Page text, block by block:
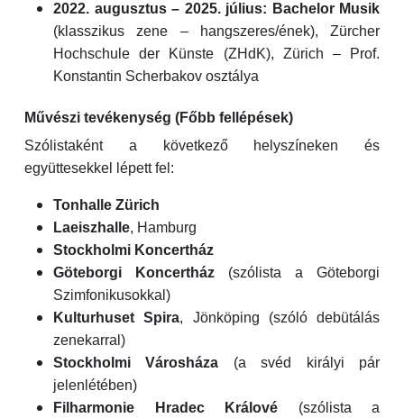
2022. augusztus – 2025. július: Bachelor Musik
(klasszikus zene – hangszeres/ének), Zürcher
Hochschule der Künste (ZHdK), Zürich – Prof.
Konstantin Scherbakov osztálya
Művészi tevékenység (Főbb fellépések)
Szólistaként a következő helyszíneken és
együttesekkel lépett fel:
Tonhalle Zürich
Laeiszhalle, Hamburg
Stockholmi Koncertház
Göteborgi Koncertház (szólista a Göteborgi
Szimfonikusokkal)
Kulturhuset Spira, Jönköping (szóló debütálás
zenekarral)
Stockholmi Városháza (a svéd királyi pár
jelenlétében)
Filharmonie Hradec Králové (szólista a